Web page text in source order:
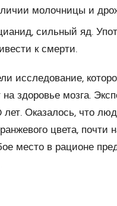
молочницы и
сильный яд.
к смерти.
исследование,
здоровье мозга.
Оказалось, что
цвета, почти
место в рационе